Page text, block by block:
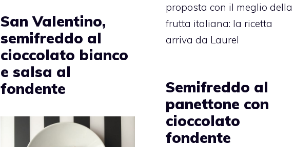
proposta con il meglio della
frutta italiana: la ricetta
arriva da Laurel
San Valentino,
semifreddo al
cioccolato bianco
e salsa al
fondente
Semifreddo al
panettone con
cioccolato
fondente